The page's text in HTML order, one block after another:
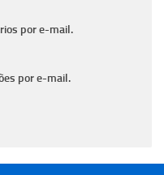
por e-mail.
por e-mail.